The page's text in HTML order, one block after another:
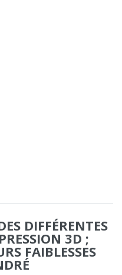
DIFFÉRENTES
3D ;
FAIBLESSES